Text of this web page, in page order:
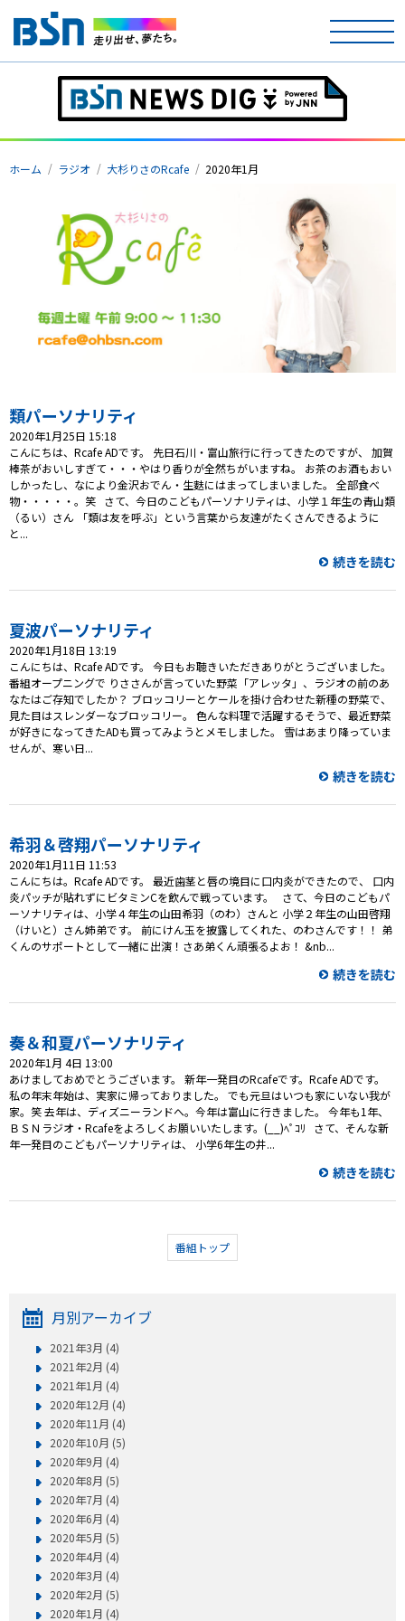
ホーム
テレビ
ラジオ
アナウンサー
イベント
ニュース
プレゼント
コンテンツ・アプリ
キッズ ケンジュ 愛の募金
Well-being
防災・減災
お問い合わせ
ホーム ラジオ 大杉りさのRcafe 2020年1月
類パーソナリティ
2020年1月25日 15:18
こんにちは、Rcafe ADです。 先日石川・富山旅行に行ってきたのですが、 加賀
棒茶がおいしすぎて・・・やはり香りが全然ちがいますね。 お茶のお酒もおい
しかったし、なにより金沢おでん・生麩にはまってしまいました。 全部食べ
物・・・・・。笑 さて、今日のこどもパーソナリティは、小学１年生の青山類
（るい）さん 「類は友を呼ぶ」という言葉から友達がたくさんできるように
と...
続きを読む
夏波パーソナリティ
2020年1月18日 13:19
こんにちは、Rcafe ADです。 今日もお聴きいただきありがとうございました。
番組オープニングで りささんが言っていた野菜「アレッタ」、ラジオの前のあ
なたはご存知でしたか？ ブロッコリーとケールを掛け合わせた新種の野菜で、
見た目はスレンダーなブロッコリー。 色んな料理で活躍するそうで、最近野菜
が好きになってきたADも買ってみようとメモしました。 雪はあまり降っていま
せんが、寒い日...
続きを読む
希羽＆啓翔パーソナリティ
2020年1月11日 11:53
こんにちは。Rcafe ADです。 最近歯茎と唇の境目に口内炎ができたので、 口内
炎パッチが貼れずにビタミンCを飲んで戦っています。 さて、今日のこどもパ
ーソナリティは、小学４年生の山田希羽（のわ）さんと 小学２年生の山田啓翔
（けいと）さん姉弟です。 前にけん玉を披露してくれた、のわさんです！！ 弟
くんのサポートとして一緒に出演！さあ弟くん頑張るよお！ &nb...
続きを読む
奏＆和夏パーソナリティ
2020年1月 4日 13:00
あけましておめでとうございます。 新年一発目のRcafeです。Rcafe ADです。
私の年末年始は、実家に帰っておりました。 でも元旦はいつも家にいない我が
家。笑 去年は、ディズニーランドへ。今年は富山に行きました。 今年も1年、
ＢＳＮラジオ・Rcafeをよろしくお願いいたします。(__)ﾍﾟｺﾘ さて、そんな新
年一発目のこどもパーソナリティは、 小学6年生の井...
続きを読む
番組トップ
月別アーカイブ
2021年3月 (4)
2021年2月 (4)
2021年1月 (4)
2020年12月 (4)
2020年11月 (4)
2020年10月 (5)
2020年9月 (4)
2020年8月 (5)
2020年7月 (4)
2020年6月 (4)
2020年5月 (5)
2020年4月 (4)
2020年3月 (4)
2020年2月 (5)
2020年1月 (4)